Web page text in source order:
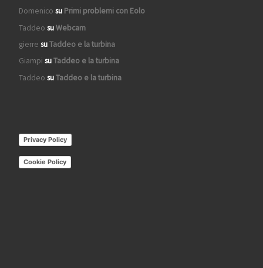
Domenico su Primi problemi con Eolo
Taddeo suWebcam
gierre suTaddeo e la turbina
Giampi suTaddeo e la turbina
Taddeo suTaddeo e la turbina
Privacy Policy
Cookie Policy